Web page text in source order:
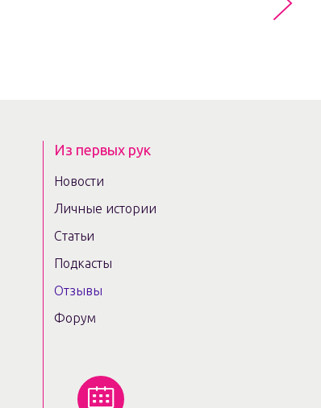
Из первых рук
Новости
Личные истории
Статьи
Подкасты
Отзывы
Форум